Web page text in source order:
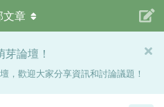
論壇！
，歡迎大家分享資訊和討論議題！
文章